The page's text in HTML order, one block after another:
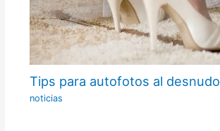
Tips para autofotos al desnudo
noticias